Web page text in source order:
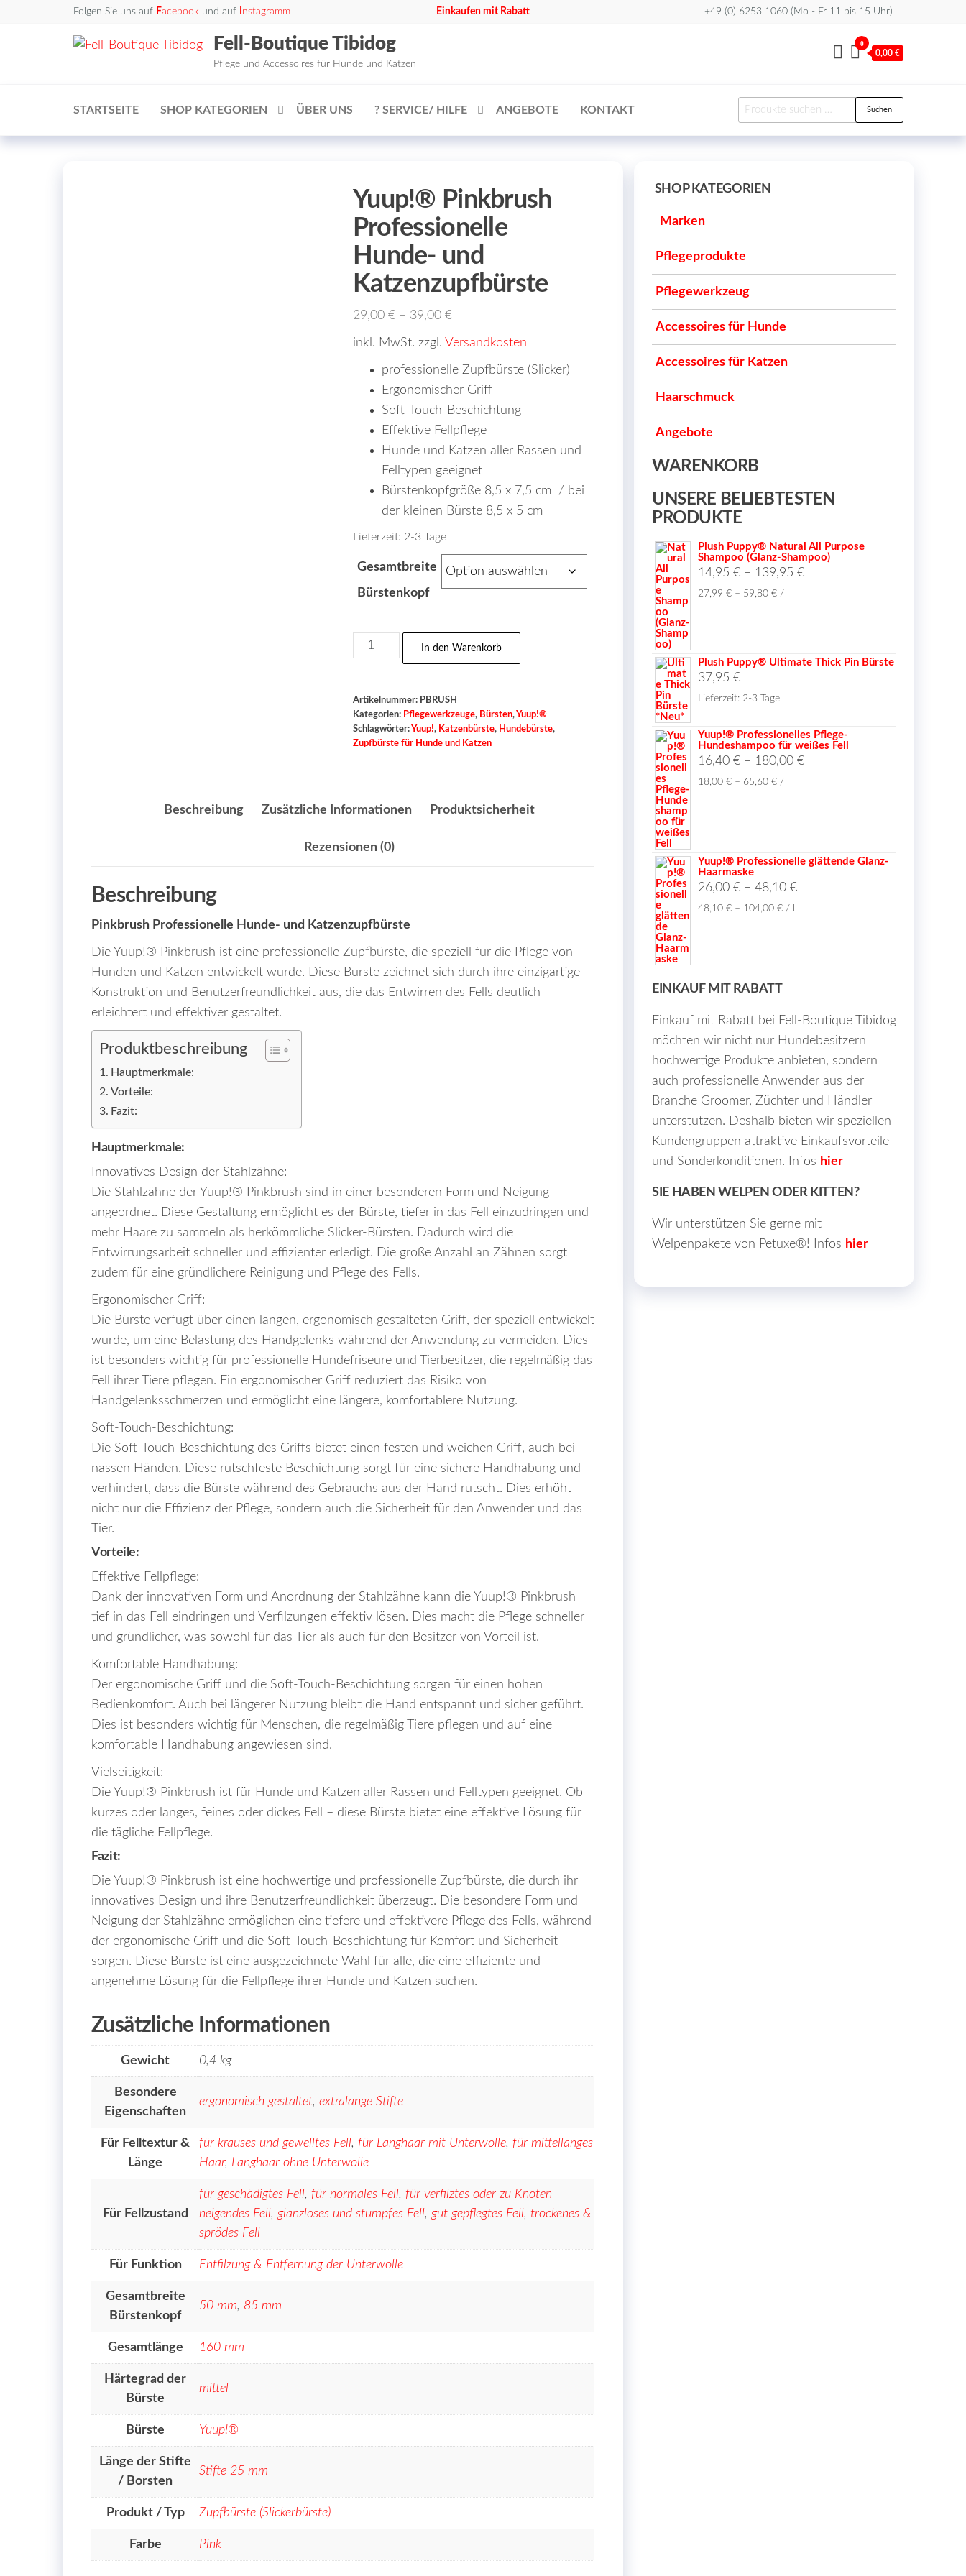
Folgen Sie uns auf Facebook und auf nstagramm Einkaufen mit Rabatt +49 (0) 6253 1060 (Mo - Fr 11 bis 15 Uhr)
Fell-Boutique Tibidog
Pflege und Accessoires für Hunde und Katzen
0
0,00 €
STARTSEITE SHOP KATEGORIEN ÜBER UNS ? SERVICE/ HILFE ANGEBOTE KONTAKT
Suchen
nach:
Suchen
Yuup!® Pinkbrush
Professionelle
Hunde- und
Katzenzupfbürste
29,00 € – 39,00 €
inkl. MwSt. zzgl. Versandkosten
professionelle Zupfbürste (Slicker)
Ergonomischer Griff
Soft-Touch-Beschichtung
Effektive Fellpflege
Hunde und Katzen aller Rassen und
Felltypen geeignet
Bürstenkopfgröße 8,5 x 7,5 cm / bei
der kleinen Bürste 8,5 x 5 cm
Lieferzeit: 2-3 Tage
Gesamtbreite
Bürstenkopf
Yuup!
®
Professionelle
Hunde-
und
In den Warenkorb
Artikelnummer: PBRUSH
Kategorien: Pflegewerkzeuge, Bürsten,Yuup!®
Schlagwörter:Yuup!, Katzenbürste, Hundebürste,
Zupfbürste für Hunde und Katzen
Beschreibung Zusätzliche Informationen Produktsicherheit
Rezensionen (0)
Beschreibung
Pinkbrush Professionelle Hunde- und Katzenzupfbürste
Die Yuup!® Pinkbrush ist eine professionelle Zupfbürste, die speziell für die Pflege von
Hunden und Katzen entwickelt wurde. Diese Bürste zeichnet sich durch ihre einzigartige
Konstruktion und Benutzerfreundlichkeit aus, die das Entwirren des Fells deutlich
erleichtert und effektiver gestaltet.
Produktbeschreibung
Hauptmerkmale:
Vorteile:
Fazit:
Hauptmerkmale:
Innovatives Design der Stahlzähne:
Die Stahlzähne der Yuup!® Pinkbrush sind in einer besonderen Form und Neigung
angeordnet. Diese Gestaltung ermöglicht es der Bürste, tiefer in das Fell einzudringen und
mehr Haare zu sammeln als herkömmliche Slicker-Bürsten. Dadurch wird die
Entwirrungsarbeit schneller und effizienter erledigt. Die große Anzahl an Zähnen sorgt
zudem für eine gründlichere Reinigung und Pflege des Fells.
Ergonomischer Griff:
Die Bürste verfügt über einen langen, ergonomisch gestalteten Griff, der speziell entwickelt
wurde, um eine Belastung des Handgelenks während der Anwendung zu vermeiden. Dies
ist besonders wichtig für professionelle Hundefriseure und Tierbesitzer, die regelmäßig das
Fell ihrer Tiere pflegen. Ein ergonomischer Griff reduziert das Risiko von
Handgelenksschmerzen und ermöglicht eine längere, komfortablere Nutzung.
Soft-Touch-Beschichtung:
Die Soft-Touch-Beschichtung des Griffs bietet einen festen und weichen Griff, auch bei
nassen Händen. Diese rutschfeste Beschichtung sorgt für eine sichere Handhabung und
verhindert, dass die Bürste während des Gebrauchs aus der Hand rutscht. Dies erhöht
nicht nur die Effizienz der Pflege, sondern auch die Sicherheit für den Anwender und das
Tier.
Vorteile:
Effektive Fellpflege:
Dank der innovativen Form und Anordnung der Stahlzähne kann die Yuup!® Pinkbrush
tief in das Fell eindringen und Verfilzungen effektiv lösen. Dies macht die Pflege schneller
und gründlicher, was sowohl für das Tier als auch für den Besitzer von Vorteil ist.
Komfortable Handhabung:
Der ergonomische Griff und die Soft-Touch-Beschichtung sorgen für einen hohen
Bedienkomfort. Auch bei längerer Nutzung bleibt die Hand entspannt und sicher geführt.
Dies ist besonders wichtig für Menschen, die regelmäßig Tiere pflegen und auf eine
komfortable Handhabung angewiesen sind.
Vielseitigkeit:
Die Yuup!® Pinkbrush ist für Hunde und Katzen aller Rassen und Felltypen geeignet. Ob
kurzes oder langes, feines oder dickes Fell – diese Bürste bietet eine effektive Lösung für
die tägliche Fellpflege.
Fazit:
Die Yuup!® Pinkbrush ist eine hochwertige und professionelle Zupfbürste, die durch ihr
innovatives Design und ihre Benutzerfreundlichkeit überzeugt. Die besondere Form und
Neigung der Stahlzähne ermöglichen eine tiefere und effektivere Pflege des Fells, während
der ergonomische Griff und die Soft-Touch-Beschichtung für Komfort und Sicherheit
sorgen. Diese Bürste ist eine ausgezeichnete Wahl für alle, die eine effiziente und
angenehme Lösung für die Fellpflege ihrer Hunde und Katzen suchen.
Zusätzliche Informationen
Gewicht 0,4 kg
Besondere
Eigenschaften
ergonomisch gestaltet, extralange Stifte
Für Felltextur &
Länge
für krauses und gewelltes Fell, für Langhaar mit Unterwolle, für mittellanges
Haar, Langhaar ohne Unterwolle
Für Fellzustand
für geschädigtes Fell, für normales Fell, für verfilztes oder zu Knoten
neigendes Fell, glanzloses und stumpfes Fell, gut gepflegtes Fell, trockenes &
sprödes Fell
Für Funktion Entfilzung & Entfernung der Unterwolle
Gesamtbreite
Bürstenkopf
50 mm, 85 mm
Gesamtlänge 160 mm
Härtegrad der
Bürste
mittel
Bürste Yuup!®
Länge der Stifte
/ Borsten
Stifte 25 mm
Produkt / Typ Zupfbürste (Slickerbürste)
Farbe Pink
SHOP KATEGORIEN
Marken
Pflegeprodukte
Pflegewerkzeug
Accessoires für Hunde
Accessoires für Katzen
Haarschmuck
Angebote
WARENKORB
UNSERE BELIEBTESTEN
PRODUKTE
Plush Puppy® Natural All Purpose
Shampoo (Glanz-Shampoo)
14,95 € – 139,95 €
27,99 € – 59,80 € /
Plush Puppy® Ultimate Thick Pin Bürste
37,95 €
Lieferzeit: 2-3 Tage
Yuup!® Professionelles Pflege-
Hundeshampoo für weißes Fell
16,40 € – 180,00 €
18,00 € – 65,60 € /
Yuup!® Professionelle glättende Glanz-
Haarmaske
26,00 € – 48,10 €
48,10 € – 104,00 € /
EINKAUF MIT RABATT
Einkauf mit Rabatt bei Fell-Boutique Tibidog
möchten wir nicht nur Hundebesitzern
hochwertige Produkte anbieten, sondern
auch professionelle Anwender aus der
Branche Groomer, Züchter und Händler
unterstützen. Deshalb bieten wir speziellen
Kundengruppen attraktive Einkaufsvorteile
und Sonderkonditionen. Infos hier
SIE HABEN WELPEN ODER KITTEN?
Wir unterstützen Sie gerne mit
Welpenpakete von Petuxe®! Infos hier